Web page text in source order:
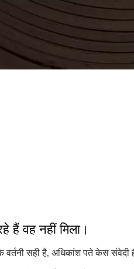
हैं वह नहीं मिला।
वर्तनी सही है, अधिकांश पते केस संवेदी